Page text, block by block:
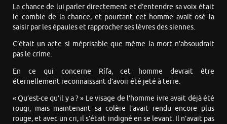
La chance de lui parler directement et d’entendre sa voix était
le comble de la chance, et pourtant cet homme avait osé la
saisir par les épaules et rapprocher ses lèvres des siennes.
C’était un acte si méprisable que même la mort n’absoudrait
pas le crime.
En ce qui concerne Rífa, cet homme devrait être
éternellement reconnaissant d’avoir été jeté à terre.
« Qu’est-ce qu’il y a ? » Le visage de l’homme ivre avait déjà été
rougi, mais maintenant sa colère l’avait rendu encore plus
rouge, et avec un cri, il s’était indigné en se levant. Il n’avait pas